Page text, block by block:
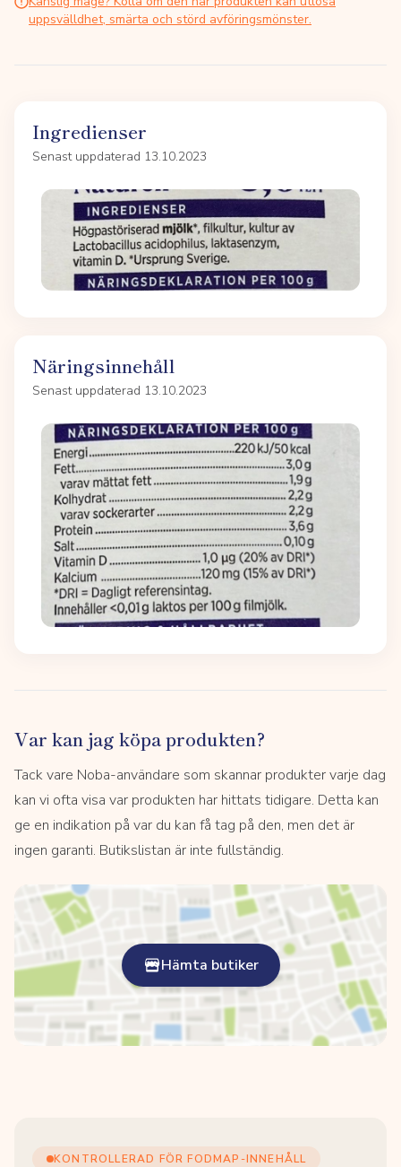
uppsvälldhet, smärta och störd avföringsmönster.
Ingredienser
Senast uppdaterad 13.10.2023
Näringsinnehåll
Senast uppdaterad 13.10.2023
Var kan jag köpa produkten?
Tack vare Noba-användare som skannar produkter varje dag
kan vi ofta visa var produkten har hittats tidigare. Detta kan
ge en indikation på var du kan få tag på den, men det är
ingen garanti. Butikslistan är inte fullständig.
Hämta butiker
KONTROLLERAD FÖR FODMAP-INNEHÅLL